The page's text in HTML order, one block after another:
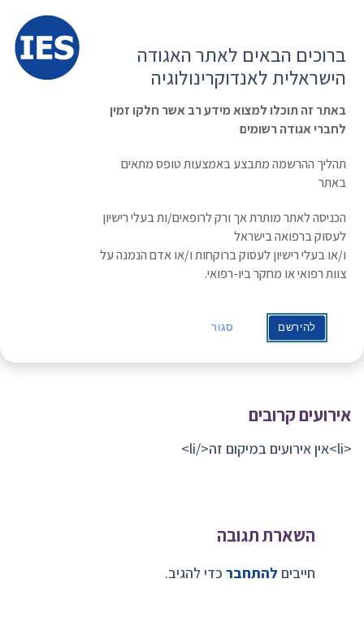
הרשמה ועדכון נתונים
כניסת חברים
ראשי » מקום »
Crown Plaza, Dead Sea
Crown Plaza, Dead Sea
כתובת
ים המלח
עין בוקק
86930
Israel
אירועים קרובים
<li>אין אירועים במיקום זה</li>
השארת תגובה
חייבים להתחבר כדי להגיב.
ברוכים הבאים לאתר האגודה
הישראלית לאנדוקרינולוגיה
באתר זה תוכלו למצוא מידע רב אשר חלקו זמין
לחברי אגודה רשומים
תהליך ההרשמה מתבצע באמצעות טופס מתאים
באתר
הכניסה לאתר מותרת אך ורק לרופאים/ות בעלי רישיון
לעסוק ברפואה בישראל
ו/או בעלי רישיון לעסוק ברוקחות ו/או אדם הנמנה על
צוות רפואי או מחקר ביו-רפואי.
להירשם סגור